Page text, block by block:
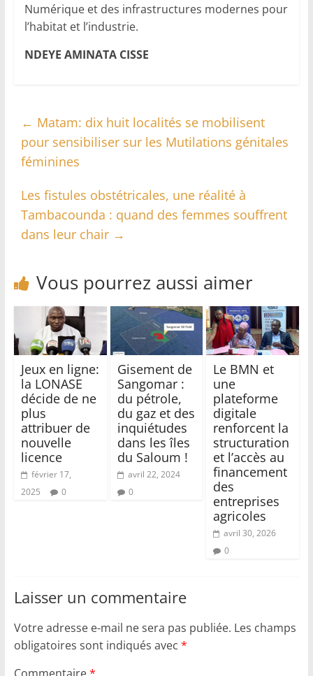
Numérique et des infrastructures modernes pour
l’habitat et l’industrie.
NDEYE AMINATA CISSE
← Matam: dix huit localités se mobilisent
pour sensibiliser sur les Mutilations génitales
féminines
Les fistules obstétricales, une réalité à
Tambacounda : quand des femmes souffrent
dans leur chair →
Vous pourrez aussi aimer
Jeux en ligne:
la LONASE
décide de ne
plus
attribuer de
nouvelle
licence
février 17,
2025
0
Gisement de
Sangomar :
du pétrole,
du gaz et des
inquiétudes
dans les îles
du Saloum !
avril 22, 2024
0
Le BMN et
une
plateforme
digitale
renforcent la
structuration
et l’accès au
financement
des
entreprises
agricoles
avril 30, 2026
0
Laisser un commentaire
Votre adresse e-mail ne sera pas publiée. Les champs
obligatoires sont indiqués avec *
Commentaire*